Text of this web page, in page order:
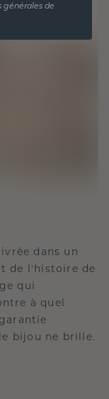
dans un
de l'histoire de
qui
à quel
bijou ne brille.
générales de